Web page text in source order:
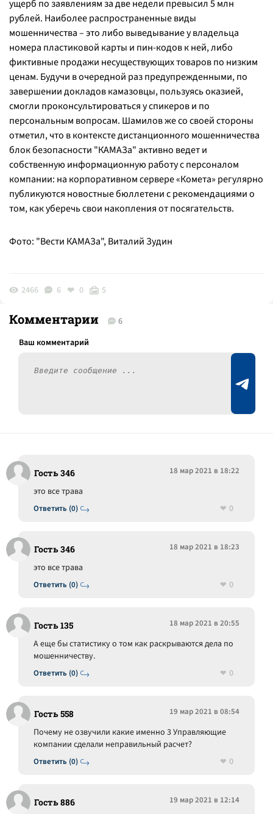
ущерб по заявлениям за две недели превысил 5 млн
рублей. Наиболее распространенные виды
мошенничества – это либо выведывание у владельца
номера пластиковой карты и пин-кодов к ней, либо
фиктивные продажи несуществующих товаров по низким
ценам. Будучи в очередной раз предупрежденными, по
завершении докладов камазовцы, пользуясь оказией,
смогли проконсультироваться у спикеров и по
персональным вопросам. Шамилов же со своей стороны
отметил, что в контексте дистанционного мошенничества
блок безопасности "КАМАЗа" активно ведет и
собственную информационную работу с персоналом
компании: на корпоративном сервере «Комета» регулярно
публикуются новостные бюллетени с рекомендациями о
том, как уберечь свои накопления от посягательств.
Фото: "Вести КАМАЗа", Виталий Зудин
2466 6 0 5
Комментарии 6
Гость 346 18 мар 2021 в 18:22
Ответить (0)
это все трава
0
Гость 346 18 мар 2021 в 18:23
Ответить (0)
это все трава
0
Гость 135 18 мар 2021 в 20:55
Ответить (0)
А еще бы статистику о том как раскрываются дела по
мошенничеству.
0
Гость 558 19 мар 2021 в 08:54
Ответить (0)
Почему не озвучили какие именно 3 Управляющие
компании сделали неправильный расчет?
0
Гость 886 19 мар 2021 в 12:14